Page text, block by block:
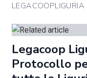
LEGACOOPLIGURIA
Legacoop
Protocollo